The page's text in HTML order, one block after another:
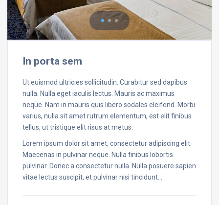
In porta sem
Ut euismod ultricies sollicitudin. Curabitur sed dapibus
nulla. Nulla eget iaculis lectus. Mauris ac maximus
neque. Nam in mauris quis libero sodales eleifend. Morbi
varius, nulla sit amet rutrum elementum, est elit finibus
tellus, ut tristique elit risus at metus.
Lorem ipsum dolor sit amet, consectetur adipiscing elit.
Maecenas in pulvinar neque. Nulla finibus lobortis
pulvinar. Donec a consectetur nulla. Nulla posuere sapien
vitae lectus suscipit, et pulvinar nisi tincidunt…